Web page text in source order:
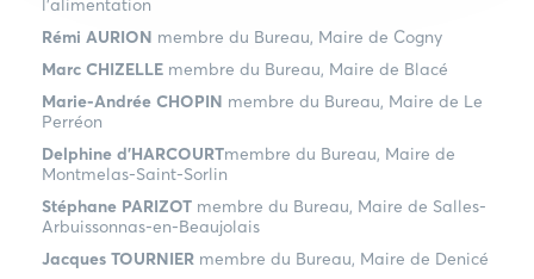
l’alimentation
Rémi AURION membre du Bureau, Maire de Cogny
Marc CHIZELLE membre du Bureau, Maire de Blacé
Marie-Andrée CHOPIN membre du Bureau, Maire de Le
Perréon
Delphine d'HARCOURTmembre du Bureau, Maire de
Montmelas-Saint-Sorlin
Stéphane PARIZOT membre du Bureau, Maire de Salles-
Arbuissonnas-en-Beaujolais
Jacques TOURNIER membre du Bureau, Maire de Denicé